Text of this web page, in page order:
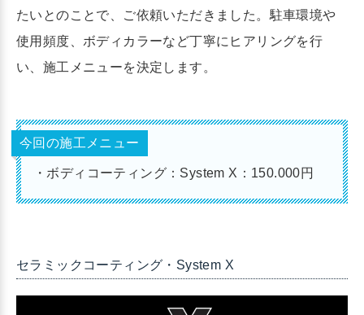
たいとのことで、ご依頼いただきました。駐車環境や
使用頻度、ボディカラーなど丁寧にヒアリングを行
い、施工メニューを決定します。
今回の施工メニュー
・ボディコーティング：System X：150.000円
セラミックコーティング・System X